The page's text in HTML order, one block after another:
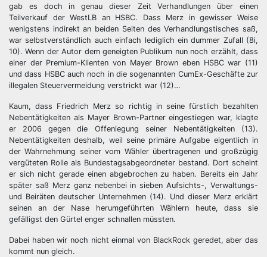
gab es doch in genau dieser Zeit Verhandlungen über einen
Teilverkauf der WestLB an HSBC. Dass Merz in gewisser Weise
wenigstens indirekt an beiden Seiten des Verhandlungstisches saß,
war selbstverständlich auch einfach lediglich ein dummer Zufall (8i,
10). Wenn der Autor dem geneigten Publikum nun noch erzählt, dass
einer der Premium-Klienten von Mayer Brown eben HSBC war (11)
und dass HSBC auch noch in die sogenannten CumEx-Geschäfte zur
illegalen Steuervermeidung verstrickt war (12)…
Kaum, dass Friedrich Merz so richtig in seine fürstlich bezahlten
Nebentätigkeiten als Mayer Brown-Partner eingestiegen war, klagte
er 2006 gegen die Offenlegung seiner Nebentätigkeiten (13).
Nebentätigkeiten deshalb, weil seine primäre Aufgabe eigentlich in
der Wahrnehmung seiner vom Wähler übertragenen und großzügig
vergüteten Rolle als Bundestagsabgeordneter bestand. Dort scheint
er sich nicht gerade einen abgebrochen zu haben. Bereits ein Jahr
später saß Merz ganz nebenbei in sieben Aufsichts-, Verwaltungs-
und Beiräten deutscher Unternehmen (14). Und dieser Merz erklärt
seinen an der Nase herumgeführten Wählern heute, dass sie
gefälligst den Gürtel enger schnallen müssten.
Dabei haben wir noch nicht einmal von BlackRock geredet, aber das
kommt nun gleich.